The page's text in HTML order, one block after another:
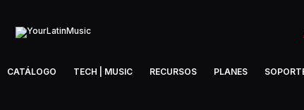
CATÁLOGO TECH | MUSIC RECURSOS PLANES
quantity